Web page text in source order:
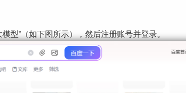
型”（如下图所示），然后注册账号并登录。